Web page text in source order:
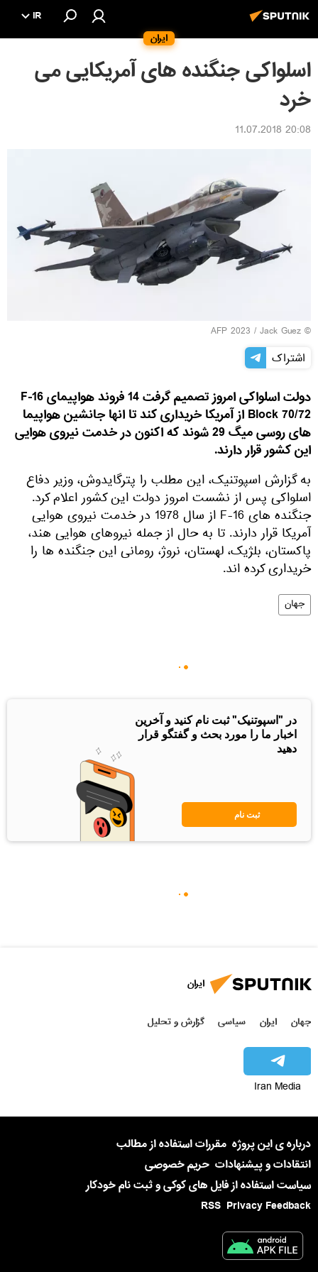
ایران
IR
اسلواکی جنگنده های آمریکایی می
خرد
20:08 11.07.2018
© AFP 2023 / Jack Guez
اشتراک
دولت اسلواکی امروز تصمیم گرفت 14 فروند هواپیمای F-16
Block 70/72 از آمریکا خریداری کند تا انها جانشین هواپیما
های روسی میگ 29 شوند که اکنون در خدمت نیروی هوایی
این کشور قرار دارند.
به گزارش اسپوتنیک، این مطلب را پترگایدوش، وزیر دفاع
اسلواکی پس از نشست امروز دولت این کشور اعلام کرد.
جنگنده های F-16 از سال 1978 در خدمت نیروی هوایی
آمریکا قرار دارند. تا به حال از جمله نیروهای هوایی هند،
پاکستان، بلژیک، لهستان، نروژ، رومانی این جنگنده ها را
خریداری کرده اند.
جهان
در "اسپوتنیک" ثبت نام کنید و آخرین
اخبار ما را مورد بحث و گفتگو قرار
دهید
ثبت نام
ایران
جهان ایران سیاسی گزارش و تحلیل
Iran Media
درباره ی این پروژه مقررات استفاده از مطالب
انتقادات و پیشنهادات حریم خصوصی
سیاست استفاده از فایل های کوکی و ثبت نام خودکار
Privacy Feedback
RSS